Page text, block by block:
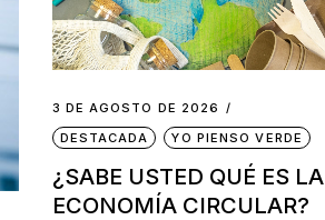
3 DE AGOSTO DE 2026
DESTACADA
YO PIENSO VERDE
¿SABE USTED QUÉ ES LA
ECONOMÍA CIRCULAR?